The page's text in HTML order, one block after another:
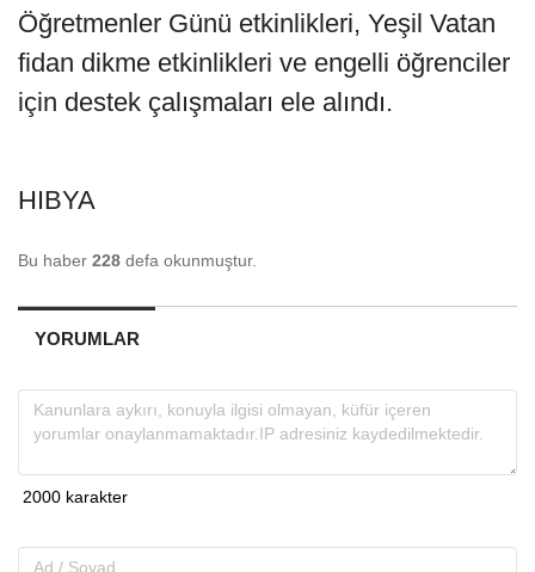
Öğretmenler Günü etkinlikleri, Yeşil Vatan
fidan dikme etkinlikleri ve engelli öğrenciler
için destek çalışmaları ele alındı.
HIBYA
Bu haber 228 defa okunmuştur.
YORUMLAR